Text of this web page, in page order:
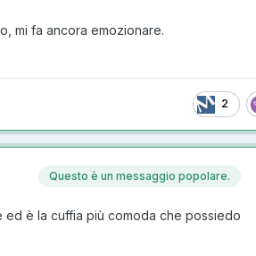
mi fa ancora emozionare.
2
Questo è un messaggio popolare.
ed è la cuffia più comoda che possiedo